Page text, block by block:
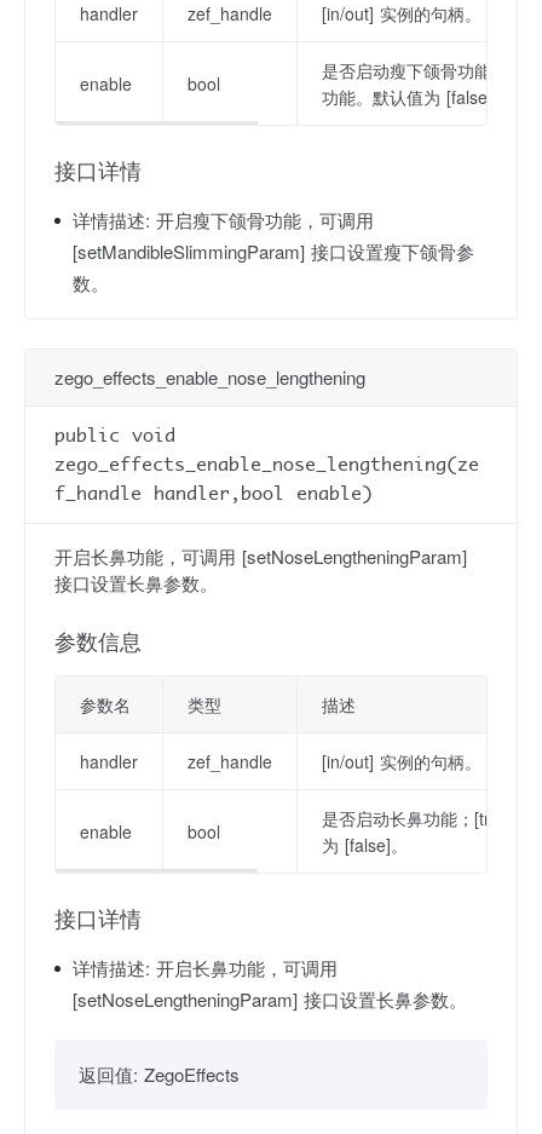
handler zef_handle [in/out] 实例的句柄。
enable bool
是否启动瘦下颌骨功能；
功能。默认值为 [false]。
接口详情
详情描述: 开启瘦下颌骨功能，可调用
[setMandibleSlimmingParam] 接口设置瘦下颌骨参
数。
zego_effects_enable_nose_lengthening
public void
zego_effects_enable_nose_lengthening(ze
f_handle handler,bool enable)
开启长鼻功能，可调用 [setNoseLengtheningParam]
接口设置长鼻参数。
参数信息
参数名 类型 描述
handler zef_handle [in/out] 实例的句柄。
enable bool
是否启动长鼻功能；[true]
为 [false]。
接口详情
详情描述: 开启长鼻功能，可调用
[setNoseLengtheningParam] 接口设置长鼻参数。
返回值: ZegoEffects